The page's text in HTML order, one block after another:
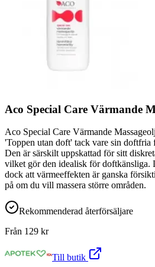
Aco Special Care Värmande
Aco Special Care Värmande
'Toppen utan doft' tack vare sin doftfria
Den är särskilt uppskattad för sitt
vilket gör den idealisk för doftkänsliga.
dock att värmeeffekten är ganska
på om du vill massera större områden.
Rekommenderad återförsäljare
Från 129 kr
Till butik